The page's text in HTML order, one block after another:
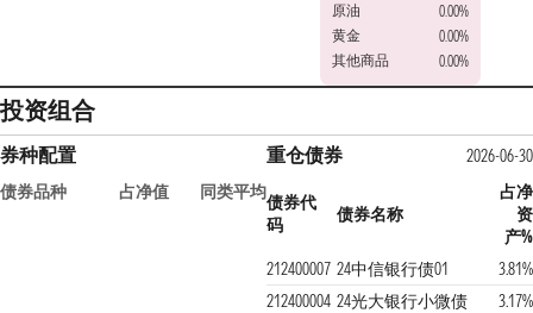
原油
0.00%
黄金
0.00%
其他商品
0.00%
投资组合
券种配置
债券品种 占净值 同类平均
重仓债券 2026-06-30
债券代
码
债券名称
占净
资
产%
212400007 24中信银行债01
3.81%
212400004 24光大银行小微债
3.17%